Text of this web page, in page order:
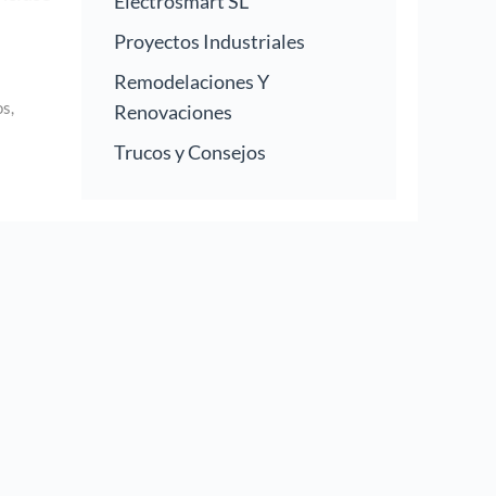
,
Proyectos Industriales
Remodelaciones Y
Renovaciones
Trucos y Consejos